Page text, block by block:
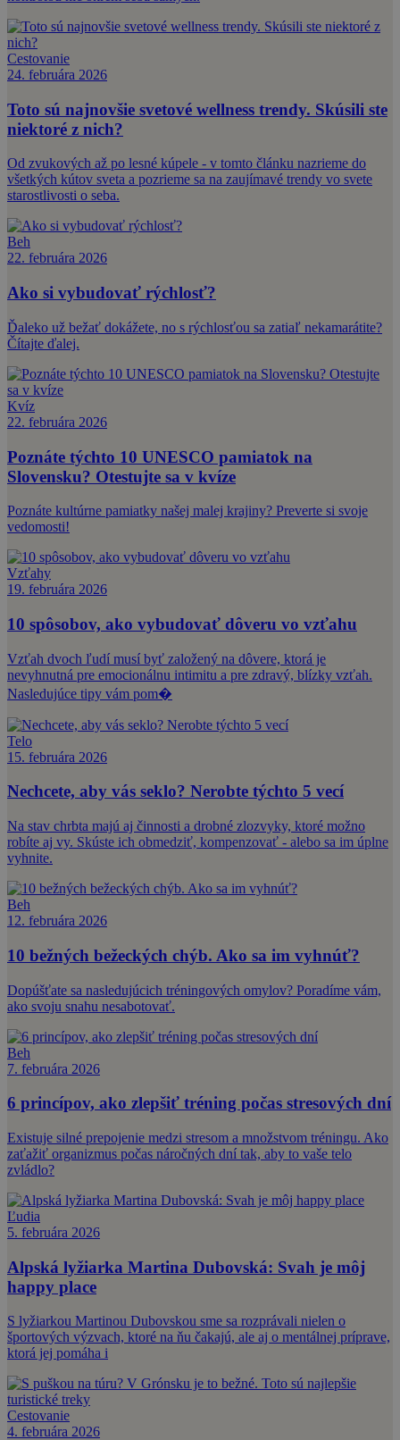
Cestovanie
24. februára 2026
Toto sú najnovšie svetové wellness trendy. Skúsili ste
niektoré z nich?
Od zvukových až po lesné kúpele - v tomto článku nazrieme do
všetkých kútov sveta a pozrieme sa na zaujímavé trendy vo svete
starostlivosti o seba.
Beh
22. februára 2026
Ako si vybudovať rýchlosť?
Ďaleko už bežať dokážete, no s rýchlosťou sa zatiaľ nekamarátite?
Čítajte ďalej.
Kvíz
22. februára 2026
Poznáte týchto 10 UNESCO pamiatok na
Slovensku? Otestujte sa v kvíze
Poznáte kultúrne pamiatky našej malej krajiny? Preverte si svoje
vedomosti!
Vzťahy
19. februára 2026
10 spôsobov, ako vybudovať dôveru vo vzťahu
Vzťah dvoch ľudí musí byť založený na dôvere, ktorá je
nevyhnutná pre emocionálnu intimitu a pre zdravý, blízky vzťah.
Nasledujúce tipy vám pom�
Telo
15. februára 2026
Nechcete, aby vás seklo? Nerobte týchto 5 vecí
Na stav chrbta majú aj činnosti a drobné zlozvyky, ktoré možno
robíte aj vy. Skúste ich obmedziť, kompenzovať - alebo sa im úplne
vyhnite.
Beh
12. februára 2026
10 bežných bežeckých chýb. Ako sa im vyhnúť?
Dopúšťate sa nasledujúcich tréningových omylov? Poradíme vám,
ako svoju snahu nesabotovať.
Beh
7. februára 2026
6 princípov, ako zlepšiť tréning počas stresových dní
Existuje silné prepojenie medzi stresom a množstvom tréningu. Ako
zaťažiť organizmus počas náročných dní tak, aby to vaše telo
zvládlo?
Ľudia
5. februára 2026
Alpská lyžiarka Martina Dubovská: Svah je môj
happy place
S lyžiarkou Martinou Dubovskou sme sa rozprávali nielen o
športových výzvach, ktoré na ňu čakajú, ale aj o mentálnej príprave,
ktorá jej pomáha i
Cestovanie
4. februára 2026